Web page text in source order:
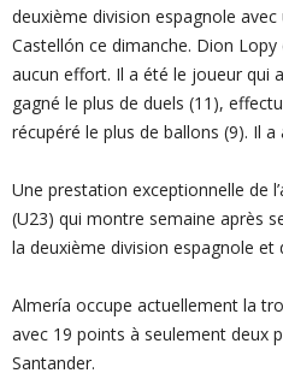
deuxième division espagnole
Castellón ce dimanche. Dion
aucun effort. Il a été le joueur qui
gagné le plus de duels (11),
récupéré le plus de ballons (9). Il a
Une prestation exceptionnelle de
(U23) qui montre semaine après
la deuxième division espagnole et
Almería occupe actuellement la
avec 19 points à seulement deux
Santander.